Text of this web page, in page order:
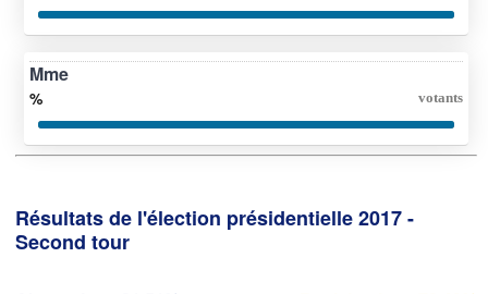
Mme
% votants
Résultats de l'élection présidentielle 2017 -
Second tour